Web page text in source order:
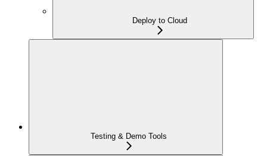
Deploy to Cloud
Testing & Demo Tools